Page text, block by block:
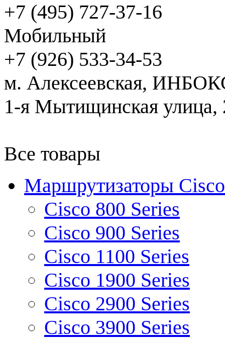
+7 (495) 727-37-16
Мобильный
+7 (926) 533-34-53
м. Алексеевская,
1-я Мытищинская улица,
Все товары
Маршрутизаторы Cisco
Cisco 800 Series
Cisco 900 Series
Cisco 1100 Series
Cisco 1900 Series
Cisco 2900 Series
Cisco 3900 Series